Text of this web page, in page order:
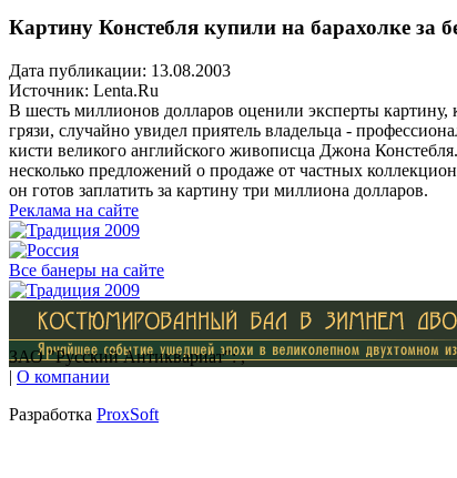
Картину Констебля купили на барахолке за
Дата публикации: 13.08.2003
Источник: Lenta.Ru
В шесть миллионов долларов оценили эксперты
грязи, случайно увидел приятель владельца -
кисти великого английского живописца Джона
несколько предложений о продаже от частных
он готов заплатить за картину три миллиона долларов.
Реклама на сайте
Все банеры на сайте
ЗАО "Русский Антиквариат": ,
| О компании
Разработка ProxSoft